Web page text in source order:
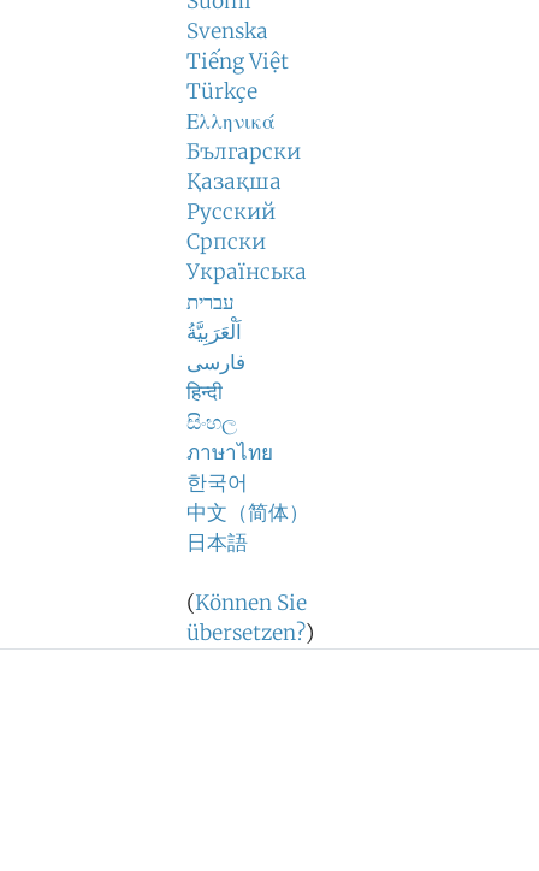
Svenska
Tiếng Việt
Türkçe
Ελληνικά
Български
Қазақша
Русский
Српски
Українська
עברית
اَلْعَرَبِيَّةُ
فارسی
हिन्दी
සිංහල
ภาษาไทย
한국어
中文（简体）
日本語
(Können Sie
übersetzen?)